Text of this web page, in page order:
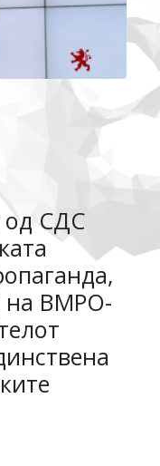
од СДС
на ВМРО-